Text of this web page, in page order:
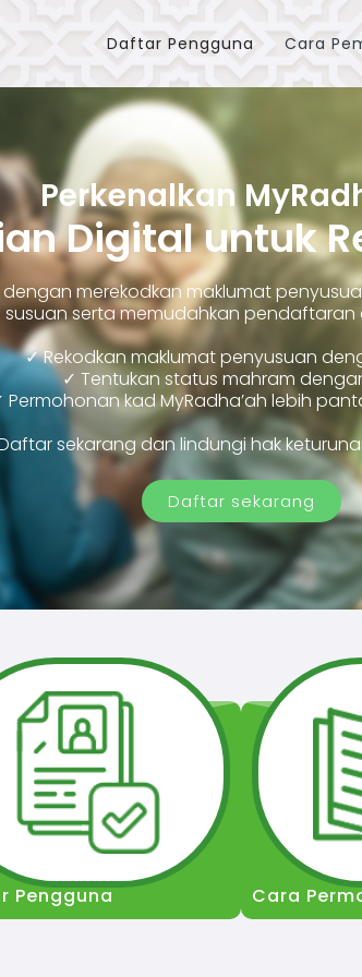
Daftar Pengguna Cara
Perkenalkan
Digital untuk
merekodkan maklumat
serta memudahkan
✓ Rekodkan maklumat penyusuan
✓ Tentukan status mahram
Permohonan kad MyRadha’ah lebih
sekarang dan lindungi hak
Daftar sekarang
Pengguna Cara